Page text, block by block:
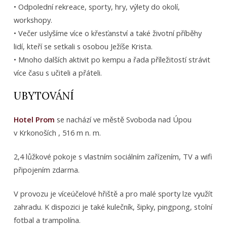
• Odpolední rekreace, sporty, hry, výlety do okolí,
workshopy.
• Večer uslyšíme více o křesťanství a také životní příběhy
lidí, kteří se setkali s osobou Ježíše Krista.
• Mnoho dalších aktivit po kempu a řada příležitostí strávit
více času s učiteli a přáteli.
UBYTOVÁNÍ
Hotel Prom se nachází ve městě Svoboda nad Úpou
v Krkonoších , 516 m n. m.
2,4 lůžkové pokoje s vlastním sociálním zařízením, TV a wifi
připojením zdarma.
V provozu je víceúčelové hřiště a pro malé sporty lze využít
zahradu. K dispozici je také kulečník, šipky, pingpong, stolní
fotbal a trampolína.